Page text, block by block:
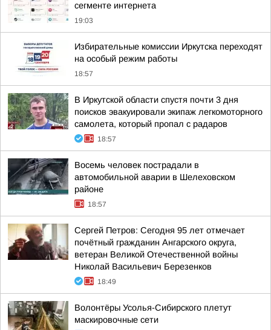
сегменте интернета
19:03
Избирательные комиссии Иркутска переходят
на особый режим работы
18:57
В Иркутской области спустя почти 3 дня
поисков эвакуировали экипаж легкомоторного
самолета, который пропал с радаров
18:57
Восемь человек пострадали в
автомобильной аварии в Шелеховском
районе
18:57
Сергей Петров: Сегодня 95 лет отмечает
почётный гражданин Ангарского округа,
ветеран Великой Отечественной войны
Николай Васильевич Березенков
18:49
Волонтёры Усолья-Сибирского плетут
маскировочные сети